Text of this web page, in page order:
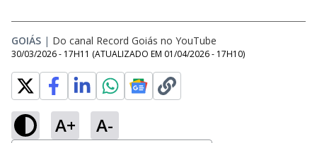
GOIÁS | Do canal Record Goiás no YouTube
30/03/2026 - 17H11 (ATUALIZADO EM 01/04/2026 - 17H10)
A+ A-